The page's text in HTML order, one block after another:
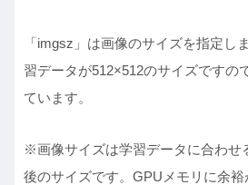
「imgsz」は画像のサイズを指定し
習データが512×512のサイズですの
ています。
※画像サイズは学習データに合わせ
後のサイズです。GPUメモリに余